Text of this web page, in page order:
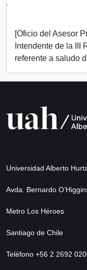
[Oficio del Asesor
Intendente de la III
referente a saludo
Universidad Alberto
Avda. Bernardo
Metro Los Héroes
Santiago de Chile
Teléfono +56 2 2692